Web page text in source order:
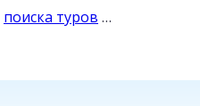
поиска туров …